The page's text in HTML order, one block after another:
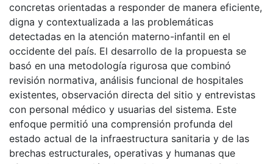
concretas orientadas a responder de manera eficiente,
digna y contextualizada a las problemáticas
detectadas en la atención materno-infantil en el
occidente del país. El desarrollo de la propuesta se
basó en una metodología rigurosa que combinó
revisión normativa, análisis funcional de hospitales
existentes, observación directa del sitio y entrevistas
con personal médico y usuarias del sistema. Este
enfoque permitió una comprensión profunda del
estado actual de la infraestructura sanitaria y de las
brechas estructurales, operativas y humanas que